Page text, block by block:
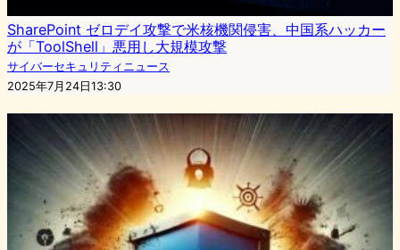
SharePoint ゼロデイ攻撃で米核機関侵害、中国系ハッカー
が「ToolShell」悪用し大規模攻撃
サイバーセキュリティニュース
2025年7月24日13:30